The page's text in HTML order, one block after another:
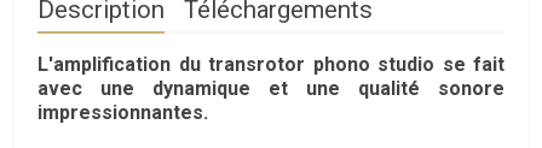
Description Téléchargements
L'amplification du transrotor phono studio se fait
avec une dynamique et une qualité sonore
impressionnantes.